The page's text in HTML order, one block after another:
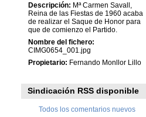
Descripción: Mª Carmen Savall,
Reina de las Fiestas de 1960 acaba
de realizar el Saque de Honor para
que de comienzo el Partido.
Nombre del fichero:
CIMG0654_001.jpg
Propietario: Fernando Monllor Lillo
Sindicación RSS disponible
Todos los comentarios nuevos